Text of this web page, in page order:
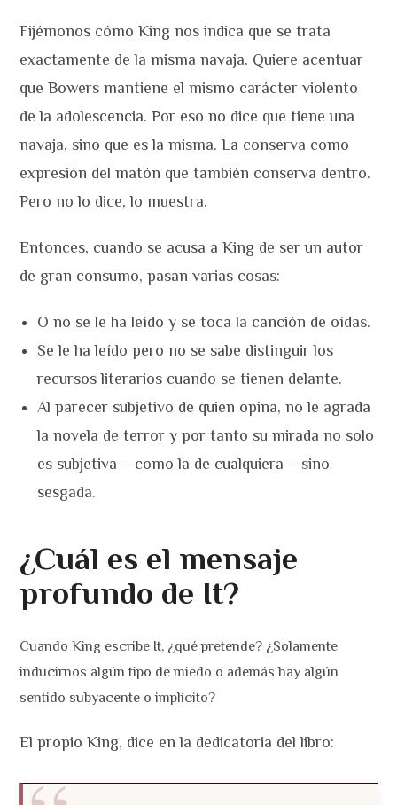
Fijémonos cómo King nos indica que se trata
exactamente de la misma navaja. Quiere acentuar
que Bowers mantiene el mismo carácter violento
de la adolescencia. Por eso no dice que tiene una
navaja, sino que es la misma. La conserva como
expresión del matón que también conserva dentro.
Pero no lo dice, lo muestra.
Entonces, cuando se acusa a King de ser un autor
de gran consumo, pasan varias cosas:
O no se le ha leído y se toca la canción de oídas.
Se le ha leído pero no se sabe distinguir los
recursos literarios cuando se tienen delante.
Al parecer subjetivo de quien opina, no le agrada
la novela de terror y por tanto su mirada no solo
es subjetiva —como la de cualquiera— sino
sesgada.
¿Cuál es el mensaje
profundo de It?
Cuando King escribe It, ¿qué pretende? ¿Solamente
inducirnos algún tipo de miedo o además hay algún
sentido subyacente o implícito?
El propio King, dice en la dedicatoria del libro: